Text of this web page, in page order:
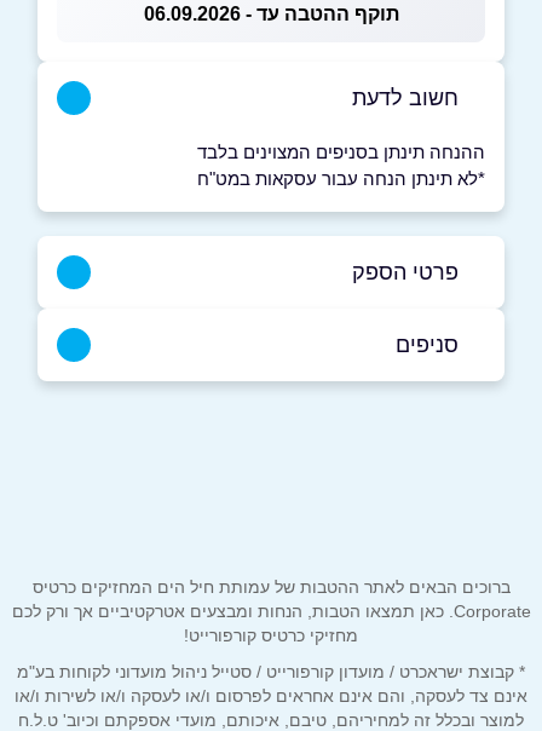
תוקף ההטבה עד - 06.09.2026
חשוב לדעת
ההנחה תינתן בסניפים המצוינים בלבד
*לא תינתן הנחה עבור עסקאות במט"ח
פרטי הספק
077-3610000
אימייל *
נושא*
סניפים
ראשון לציון
077-3610000
ברוכים הבאים לאתר ההטבות של עמותת חיל הים המחזיקים כרטיס
Corporate. כאן תמצאו הטבות, הנחות ומבצעים אטרקטיביים אך ורק לכם
מחזיקי כרטיס קורפורייט!
* קבוצת ישראכרט / מועדון קורפורייט / סטייל ניהול מועדוני לקוחות בע"מ
אינם צד לעסקה, והם אינם אחראים לפרסום ו/או לעסקה ו/או לשירות ו/או
למוצר ובכלל זה למחיריהם, טיבם, איכותם, מועדי אספקתם וכיוב' ט.ל.ח